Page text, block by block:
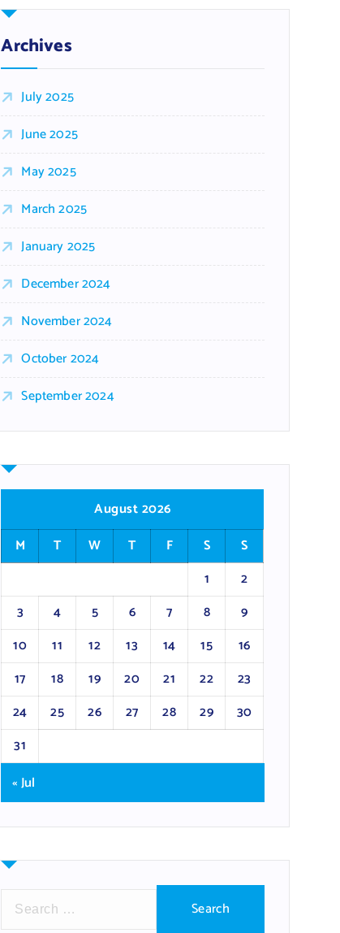
Archives
July 2025
June 2025
May 2025
March 2025
January 2025
December 2024
November 2024
October 2024
September 2024
August 2026
M
T W T F S
S
1
2
3
4 5 6 7 8
9
10
11 12 13 14 15
16
17
18 19 20 21 22
23
24
25 26 27 28 29
30
31
« Jul